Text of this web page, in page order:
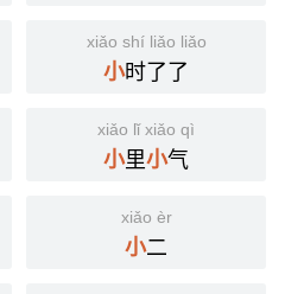
xiǎo shí liǎo liǎo
小时了了
xiǎo lǐ xiǎo qì
小里小气
xiǎo èr
小二